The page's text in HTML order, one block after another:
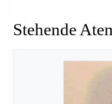
Stehende